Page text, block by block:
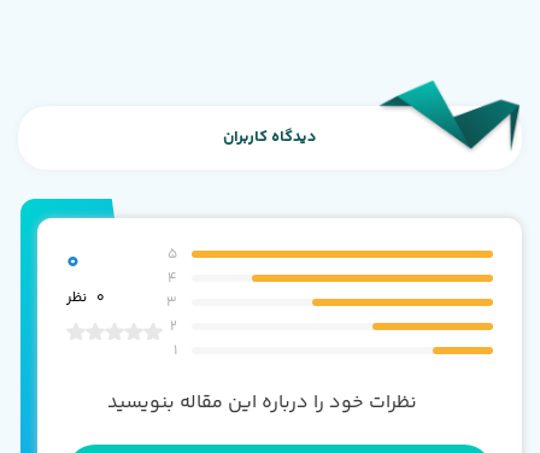
دیدگاه کاربران
نظر
نظرات خود را درباره این مقاله بنویسید